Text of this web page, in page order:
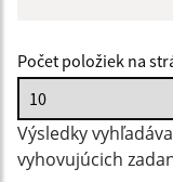
Hľadať v:
Typ dátumu:
Počet položiek na
Výsledky
vyhovujúcich